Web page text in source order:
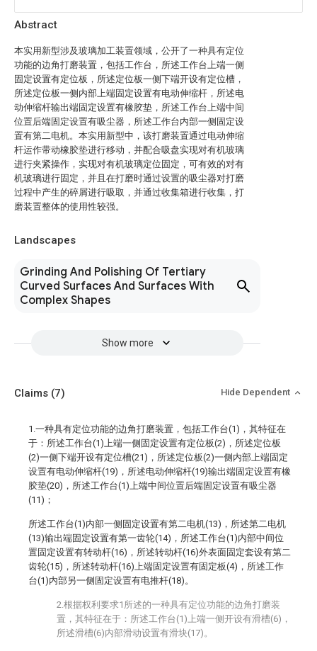
Abstract
本实用新型涉及玻璃加工装置领域，公开了一种具有定位
功能的边角打磨装置，包括工作台，所述工作台上端一侧
固定设置有定位板，所述定位板一侧下端开设有定位槽，
所述定位板一侧内部上端固定设置有电动伸缩杆，所述电
动伸缩杆输出端固定设置有橡胶垫，所述工作台上端中间
位置后端固定设置有吸尘器，所述工作台内部一侧固定设
置有第二电机。本实用新型中，该打磨装置通过电动伸缩
杆运作带动橡胶垫进行移动，并配合吸盘实现对有机玻璃
进行夹紧操作，实现对有机玻璃定位固定，可有效的对有
机玻璃进行固定，并且在打磨时通过设置的吸尘器对打磨
过程中产生的碎屑进行吸取，并通过收集箱进行收集，打
磨装置整体的使用性较强。
Landscapes
Grinding And Polishing Of Tertiary
Curved Surfaces And Surfaces With
Complex Shapes
Show more
Claims (7) Hide Dependent
1.一种具有定位功能的边角打磨装置，包括工作台(1)，其特征在
于：所述工作台(1)上端一侧固定设置有定位板(2)，所述定位板
(2)一侧下端开设有定位槽(21)，所述定位板(2)一侧内部上端固定
设置有电动伸缩杆(19)，所述电动伸缩杆(19)输出端固定设置有橡
胶垫(20)，所述工作台(1)上端中间位置后端固定设置有吸尘器
(11)；
所述工作台(1)内部一侧固定设置有第二电机(13)，所述第二电机
(13)输出端固定设置有第一齿轮(14)，所述工作台(1)内部中间位
置固定设置有转动杆(16)，所述转动杆(16)外表面固定套设有第二
齿轮(15)，所述转动杆(16)上端固定设置有固定板(4)，所述工作
台(1)内部另一侧固定设置有电推杆(18)。
2.根据权利要求1所述的一种具有定位功能的边角打磨装
置，其特征在于：所述工作台(1)上端一侧开设有滑槽(6)，
所述滑槽(6)内部滑动设置有滑块(17)。